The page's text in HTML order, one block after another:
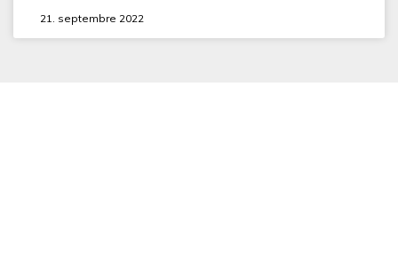
21. septembre 2022